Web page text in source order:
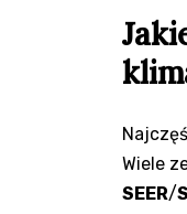
Wiele
SEER/